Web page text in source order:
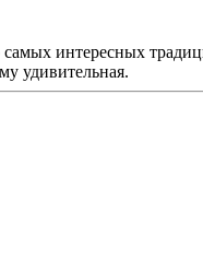
интересных
удивительная.